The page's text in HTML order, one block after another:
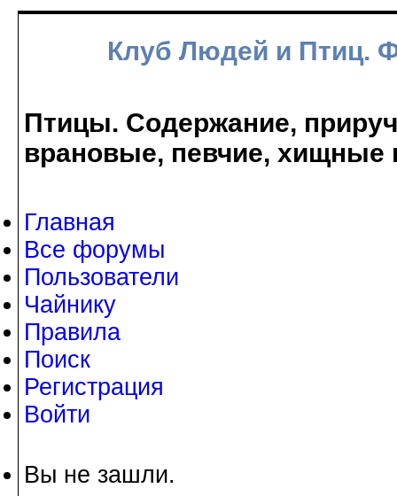
Клуб Людей и Птиц.
Птицы. Содержание,
врановые, певчие, хищные
Главная
Все форумы
Пользователи
Чайнику
Правила
Поиск
Регистрация
Войти
Вы не зашли.